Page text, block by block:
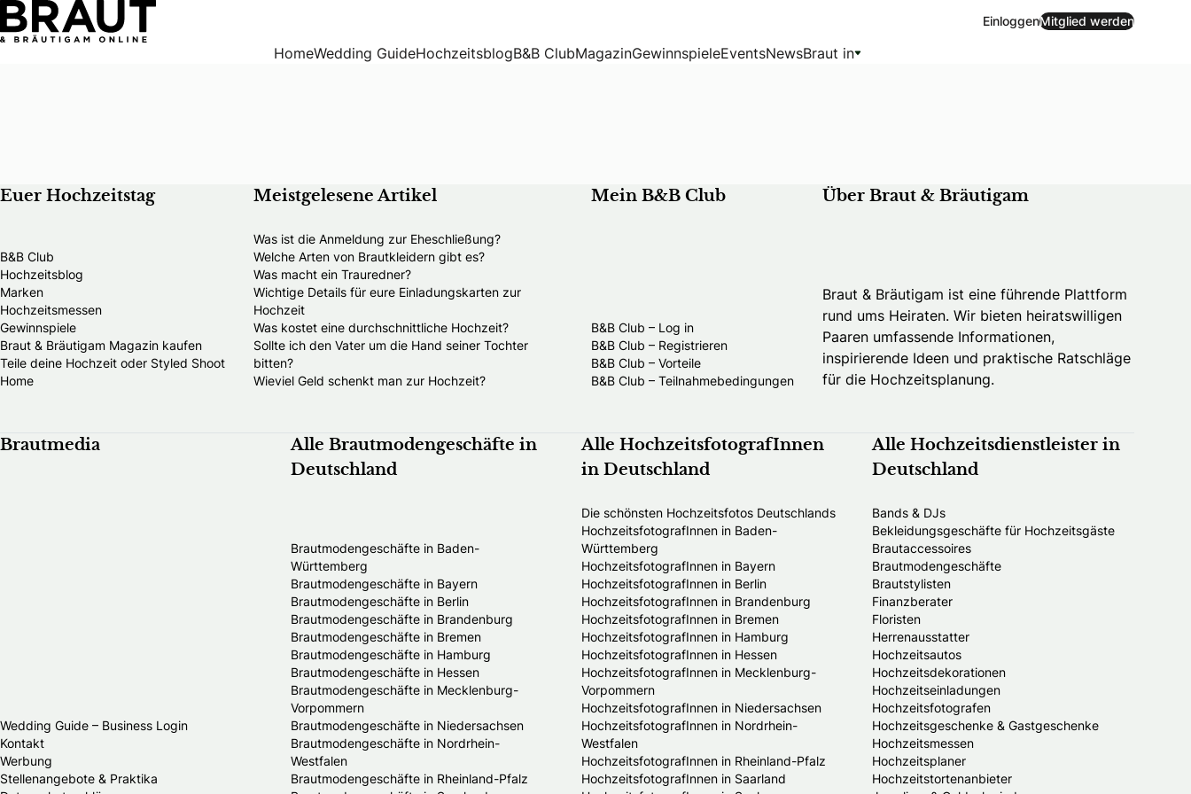
EinloggenMitglied werden
HomeWedding GuideHochzeitsblogB&B ClubMagazinGewinnspieleEventsNewsBraut in
Euer Hochzeitstag
B&B Club
Hochzeitsblog
Marken
Hochzeitsmessen
Gewinnspiele
Braut & Bräutigam Magazin kaufen
Teile deine Hochzeit oder Styled Shoot
Home
Meistgelesene Artikel
Was ist die Anmeldung zur Eheschließung?
Welche Arten von Brautkleidern gibt es?
Was macht ein Trauredner?
Wichtige Details für eure Einladungskarten zur
Hochzeit
Was kostet eine durchschnittliche Hochzeit?
Sollte ich den Vater um die Hand seiner Tochter
bitten?
Wieviel Geld schenkt man zur Hochzeit?
Mein B&B Club
B&B Club – Log in
B&B Club – Registrieren
B&B Club – Vorteile
B&B Club – Teilnahmebedingungen
Über Braut & Bräutigam
Braut & Bräutigam ist eine führende Plattform
rund ums Heiraten. Wir bieten heiratswilligen
Paaren umfassende Informationen,
inspirierende Ideen und praktische Ratschläge
für die Hochzeitsplanung.
Brautmedia
Wedding Guide – Business Login
Kontakt
Werbung
Stellenangebote & Praktika
Alle Brautmodengeschäfte in
Deutschland
Brautmodengeschäfte in Baden-
Württemberg
Brautmodengeschäfte in Bayern
Brautmodengeschäfte in Berlin
Brautmodengeschäfte in Brandenburg
Brautmodengeschäfte in Bremen
Brautmodengeschäfte in Hamburg
Brautmodengeschäfte in Hessen
Brautmodengeschäfte in Mecklenburg-
Vorpommern
Brautmodengeschäfte in Niedersachsen
Brautmodengeschäfte in Nordrhein-
Westfalen
Brautmodengeschäfte in Rheinland-Pfalz
Alle HochzeitsfotografInnen
in Deutschland
Die schönsten Hochzeitsfotos Deutschlands
HochzeitsfotografInnen in Baden-
Württemberg
HochzeitsfotografInnen in Bayern
HochzeitsfotografInnen in Berlin
HochzeitsfotografInnen in Brandenburg
HochzeitsfotografInnen in Bremen
HochzeitsfotografInnen in Hamburg
HochzeitsfotografInnen in Hessen
HochzeitsfotografInnen in Mecklenburg-
Vorpommern
HochzeitsfotografInnen in Niedersachsen
HochzeitsfotografInnen in Nordrhein-
Westfalen
HochzeitsfotografInnen in Rheinland-Pfalz
HochzeitsfotografInnen in Saarland
Alle Hochzeitsdienstleister in
Deutschland
Bands & DJs
Bekleidungsgeschäfte für Hochzeitsgäste
Brautaccessoires
Brautmodengeschäfte
Brautstylisten
Finanzberater
Floristen
Herrenausstatter
Hochzeitsautos
Hochzeitsdekorationen
Hochzeitseinladungen
Hochzeitsfotografen
Hochzeitsgeschenke & Gastgeschenke
Hochzeitsmessen
Hochzeitsplaner
Hochzeitstortenanbieter